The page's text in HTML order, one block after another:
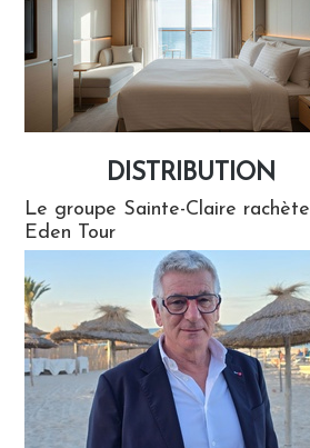
DISTRIBUTION
Le groupe Sainte-Claire rachète
Eden Tour